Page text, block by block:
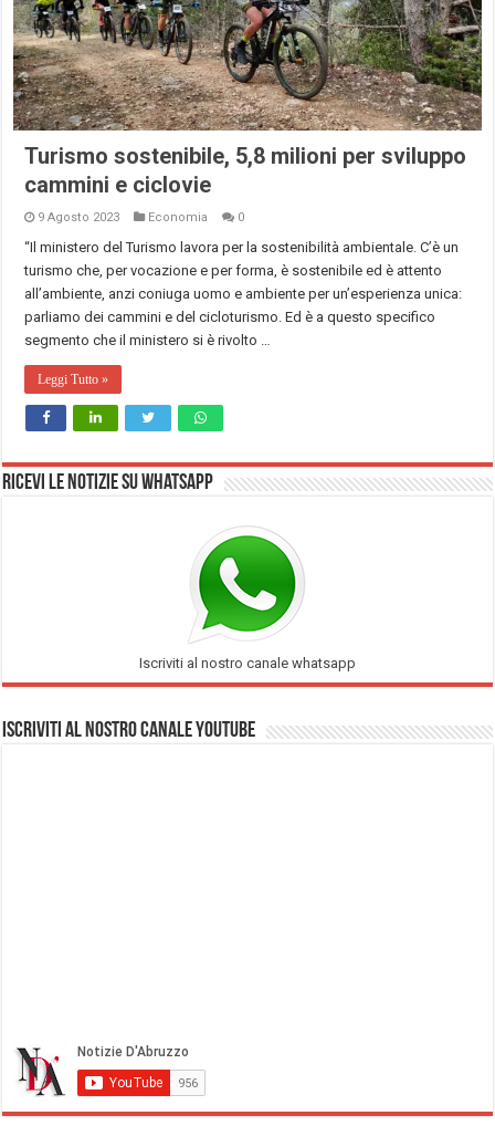
Turismo sostenibile, 5,8 milioni per sviluppo
cammini e ciclovie
9 Agosto 2023 Economia 0
“Il ministero del Turismo lavora per la sostenibilità ambientale. C’è un
turismo che, per vocazione e per forma, è sostenibile ed è attento
all’ambiente, anzi coniuga uomo e ambiente per un’esperienza unica:
parliamo dei cammini e del cicloturismo. Ed è a questo specifico
segmento che il ministero si è rivolto …
Leggi Tutto »
Ricevi le notizie su Whatsapp
Iscriviti al nostro canale whatsapp
Iscriviti al nostro Canale Youtube